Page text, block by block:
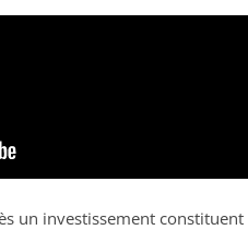
un investissement